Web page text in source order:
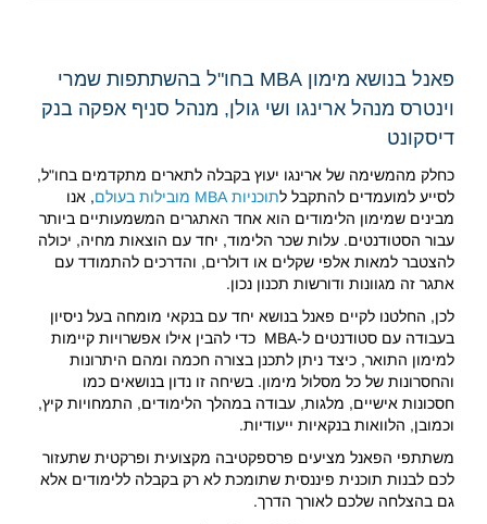
פאנל בנושא מימון MBA בחו"ל בהשתתפות שמרי
וינטרס מנהל ארינגו ושי גולן, מנהל סניף אפקה בנק
דיסקונט
כחלק מהמשימה של ארינגו יעוץ בקבלה לתארים מתקדמים בחו"ל,
לסייע למועמדים להתקבל לתוכניות MBA מובילות בעולם
, אנו
מבינים שמימון הלימודים הוא אחד האתגרים המשמעותיים ביותר
עבור הסטודנטים. עלות שכר הלימוד, יחד עם הוצאות מחיה, יכולה
להצטבר למאות אלפי שקלים או דולרים, והדרכים להתמודד עם
אתגר זה מגוונות ודורשות תכנון נכון.
לכן, החלטנו לקיים פאנל בנושא יחד עם בנקאי מומחה בעל ניסיון
בעבודה עם סטודנטים ל-MBA כדי להבין אילו אפשרויות קיימות
למימון התואר, כיצד ניתן לתכנן בצורה חכמה ומהם היתרונות
והחסרונות של כל מסלול מימון. בשיחה זו נדון בנושאים כמו
חסכונות אישיים, מלגות, עבודה במהלך הלימודים, התמחויות קיץ,
וכמובן, הלוואות בנקאיות ייעודיות.
משתתפי הפאנל מציעים פרספקטיבה מקצועית ופרקטית שתעזור
לכם לבנות תוכנית פיננסית שתומכת לא רק בקבלה ללימודים אלא
גם בהצלחה שלכם לאורך הדרך.